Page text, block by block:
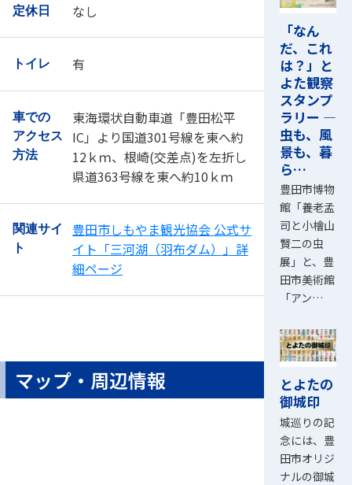
定休日 なし
トイレ 有
車での
アクセス
方法
東海環状自動車道「豊田松平
IC」より国道301号線を東へ約
12ｋｍ、根崎(交差点)を左折し
県道363号線を東へ約10ｋｍ
関連サイ
ト
豊田市しもやま観光協会 公式サ
イト「三河湖（羽布ダム）」詳
細ページ
マップ・周辺情報
「なん
だ、これ
は？」と
よた観察
スタンプ
ラリー ―
虫も、風
景も、暮
ら…
豊田市博物
館「養老孟
司と小檜山
賢二の虫
展」と、豊
田市美術館
「アン…
とよたの
御城印
城巡りの記
念には、豊
田市オリジ
ナルの御城